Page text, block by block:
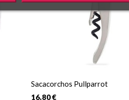
Sacacorchos Pullparrot
16,80 €